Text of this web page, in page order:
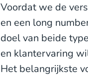
Voordat we de
en een long
doel van beide
en klantervaring
Het belangrijkste